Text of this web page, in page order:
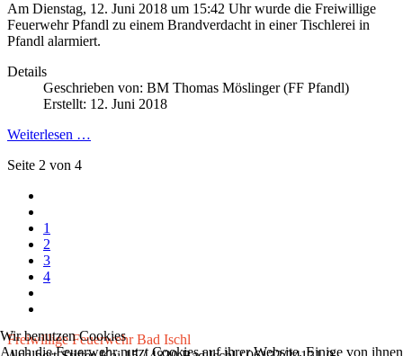
Am Dienstag, 12. Juni 2018 um 15:42 Uhr wurde die Freiwillige
Feuerwehr Pfandl zu einem Brandverdacht in einer Tischlerei in
Pfandl alarmiert.
Details
Geschrieben von: BM Thomas Möslinger (FF Pfandl)
Erstellt: 12. Juni 2018
Weiterlesen …
Seite 2 von 4
1
2
3
4
Freiwillige Feuerwehr Bad Ischl
Wir benutzen Cookies
Auch die Feuerwehr nutzt Cookies auf ihrer Website. Einige von ihnen